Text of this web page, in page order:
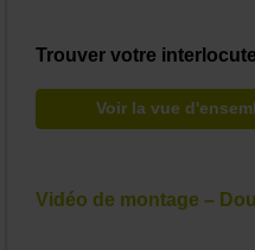
Trouver votre
Voir la vue
Vidéo de montage –